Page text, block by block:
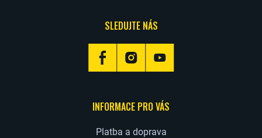
SLEDUJTE NÁS
INFORMACE PRO VÁS
Platba a doprava